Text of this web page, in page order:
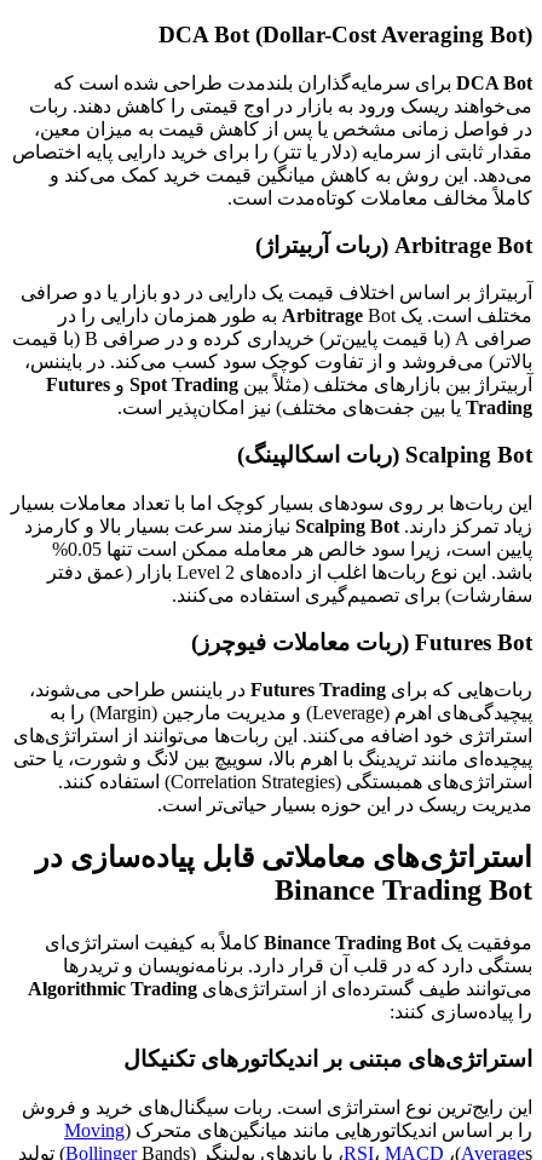
DCA Bot (Dollar-Cost Averaging Bot)
DCA Bot برای سرمایه‌گذاران بلندمدت طراحی شده است که
می‌خواهند ریسک ورود به بازار در اوج قیمتی را کاهش دهند. ربات
در فواصل زمانی مشخص یا پس از کاهش قیمت به میزان معین،
مقدار ثابتی از سرمایه (دلار یا تتر) را برای خرید دارایی پایه اختصاص
می‌دهد. این روش به کاهش میانگین قیمت خرید کمک می‌کند و
کاملاً مخالف معاملات کوتاه‌مدت است.
Arbitrage Bot (ربات آربیتراژ)
آربیتراژ بر اساس اختلاف قیمت یک دارایی در دو بازار یا دو صرافی
مختلف است. یک
Arbitrage Bot به طور همزمان دارایی را در
صرافی A (با قیمت پایین‌تر) خریداری کرده و در صرافی B (با قیمت
بالاتر) می‌فروشد و از تفاوت کوچک سود کسب می‌کند. در بایننس،
آربیتراژ بین بازارهای مختلف (مثلاً بین Spot Trading و Futures
Trading یا بین جفت‌های مختلف) نیز امکان‌پذیر است.
Scalping Bot (ربات اسکالپینگ)
این ربات‌ها بر روی سودهای بسیار کوچک اما با تعداد معاملات بسیار
زیاد تمرکز دارند. Scalping Bot نیازمند سرعت بسیار بالا و کارمزد
پایین است، زیرا سود خالص هر معامله ممکن است تنها 0.05%
باشد. این نوع ربات‌ها اغلب از داده‌های Level 2 بازار (عمق دفتر
سفارشات) برای تصمیم‌گیری استفاده می‌کنند.
Futures Bot (ربات معاملات فیوچرز)
ربات‌هایی که برای Futures Trading در بایننس طراحی می‌شوند،
پیچیدگی‌های اهرم (Leverage) و مدیریت مارجین (Margin) را به
استراتژی خود اضافه می‌کنند. این ربات‌ها می‌توانند از استراتژی‌های
پیچیده‌ای مانند تریدینگ با اهرم بالا، سوییچ بین لانگ و شورت، یا حتی
استراتژی‌های همبستگی (Correlation Strategies) استفاده کنند.
مدیریت ریسک در این حوزه بسیار حیاتی‌تر است.
استراتژی‌های معاملاتی قابل پیاده‌سازی در
Binance Trading Bot
موفقیت یک Binance Trading Bot کاملاً به کیفیت استراتژی‌ای
بستگی دارد که در قلب آن قرار دارد. برنامه‌نویسان و تریدرها
می‌توانند طیف گسترده‌ای از استراتژی‌های Algorithmic Trading
را پیاده‌سازی کنند:
استراتژی‌های مبتنی بر اندیکاتورهای تکنیکال
این رایج‌ترین نوع استراتژی است. ربات سیگنال‌های خرید و فروش
را بر اساس اندیکاتورهایی مانند میانگین‌های متحرک (Moving
Averages)، RSI، MACD ، یا باندهای بولینگر ( BollingerBands) تولید